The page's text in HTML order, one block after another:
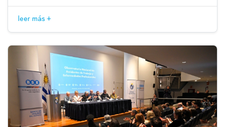
leer más +